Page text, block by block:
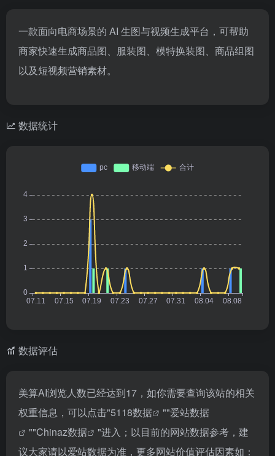
一款面向电商场景的 AI 生图与视频生成平台，可帮助
商家快速生成商品图、服装图、模特换装图、商品组图
以及短视频营销素材。
数据统计
数据评估
美算AI浏览人数已经达到17，如你需要查询该站的相关
权重信息，可以点击"5118数据 ""爱站数据
""Chinaz数据
"进入；以目前的网站数据参考，建
议大家请以爱站数据为准，更多网站价值评估因素如：